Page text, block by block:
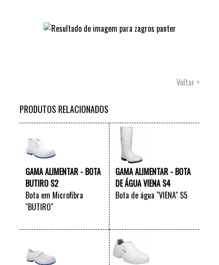
Voltar >
PRODUTOS RELACIONADOS
GAMA ALIMENTAR - BOTA
BUTIRO S2
Bota em Microfibra
"BUTIRO"
GAMA ALIMENTAR - BOTA
DE ÁGUA VIENA S4
Bota de água "VIENA" S5